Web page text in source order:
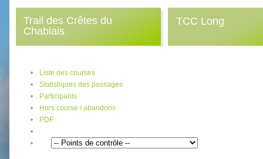
Trail des Crêtes du
Chablais
TCC Long
Liste des courses
Statistiques des passages
Participants
Hors course / abandons
PDF